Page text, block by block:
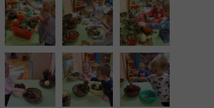
GALERIA
KONTAKT
DOKUMENTY